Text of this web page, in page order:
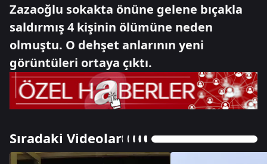
Zazaoğlu sokakta önüne gelene bıçakla
saldırmış 4 kişinin ölümüne neden
olmuştu. O dehşet anlarının yeni
görüntüleri ortaya çıktı.
Sıradaki Videolar